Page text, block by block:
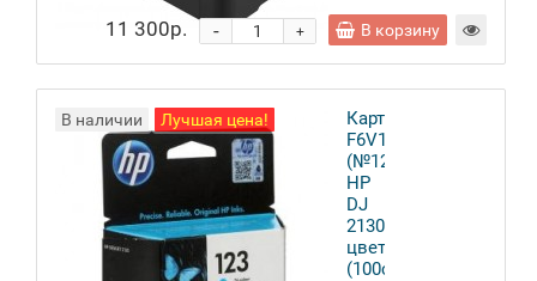
11 300р. +
- В корзину
В наличии Лучшая цена!
Картридж
F6V16AE
(№123)
HP
DJ
2130
цветной
(100стр.)